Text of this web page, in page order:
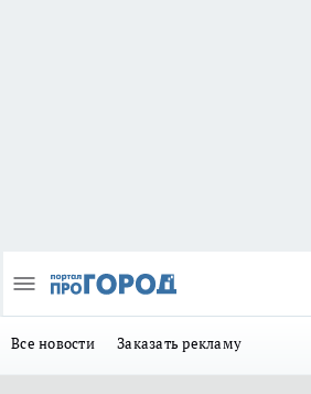
Все новости Заказать рекламу